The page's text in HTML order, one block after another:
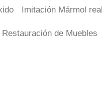
Imitación Mármol real
Restauración de Muebles